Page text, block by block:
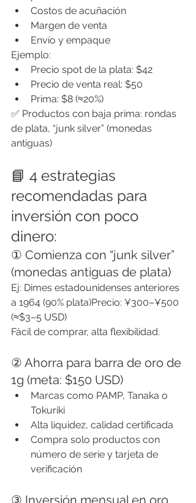
Costos de acuñación
Margen de venta
Envío y empaque
Ejemplo:
Precio spot de la plata: $42
Precio de venta real: $50
Prima: $8 (≈20%)
✅ Productos con baja prima: rondas
de plata, “junk silver” (monedas
antiguas)
📘 4 estrategias
recomendadas para
inversión con poco
dinero:
① Comienza con “junk silver”
(monedas antiguas de plata)
Ej: Dimes estadounidenses anteriores
a 1964 (90% plata)Precio: ¥300–¥500
(≈$3–5 USD)
Fácil de comprar, alta flexibilidad.
② Ahorra para barra de oro de
1g (meta: $150 USD)
Marcas como PAMP, Tanaka o
Tokuriki
Alta liquidez, calidad certificada
Compra solo productos con
número de serie y tarjeta de
verificación
③ Inversión mensual en oro